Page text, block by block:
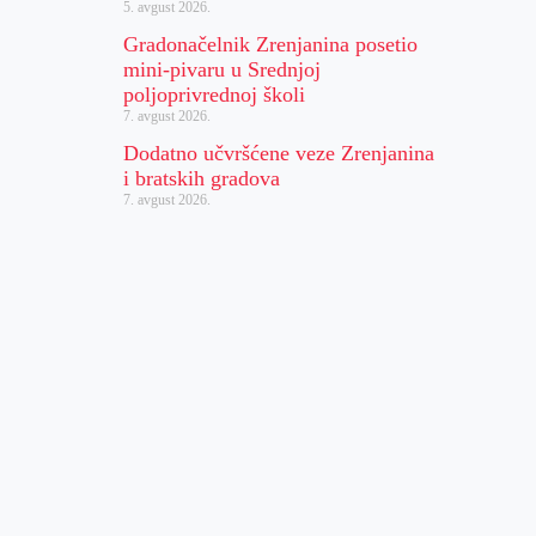
5. avgust 2026.
Gradonačelnik Zrenjanina posetio
mini-pivaru u Srednjoj
poljoprivrednoj školi
7. avgust 2026.
Dodatno učvršćene veze Zrenjanina
i bratskih gradova
7. avgust 2026.